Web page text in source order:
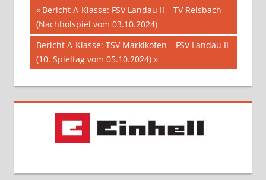
Beitragsnavigation
Vorheriger
Beitrag:
Bericht A-Klasse: FSV Landau II – TV Reisbach
(Nachholspiel vom 03.10.2024)
Nächster
Beitrag:
Bericht A-Klasse: TSV Marklkofen – FSV Landau II
(10. Spieltag vom 05.10.2024)